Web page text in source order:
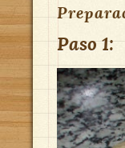
Paso 1: